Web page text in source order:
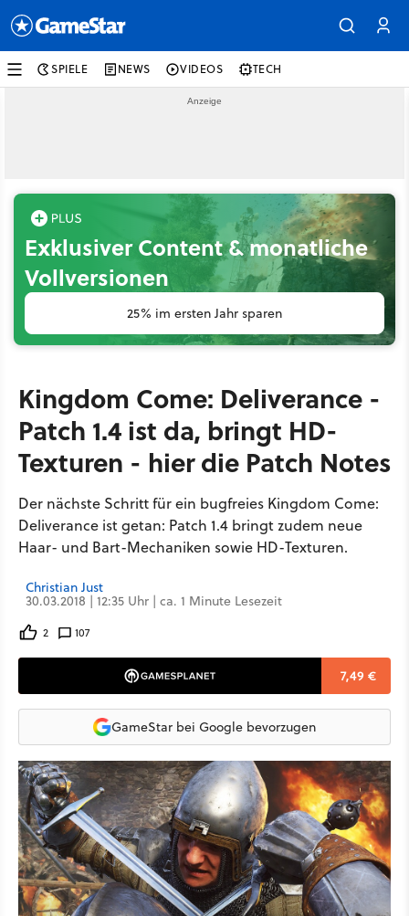
SPIELE NEWS VIDEOS TECH
Exklusiver Content & monatliche
Vollversionen
25% im ersten Jahr sparen
Kingdom Come: Deliverance -
Patch 1.4 ist da, bringt HD-
Texturen - hier die Patch Notes
Der nächste Schritt für ein bugfreies Kingdom Come:
Deliverance ist getan: Patch 1.4 bringt zudem neue
Haar- und Bart-Mechaniken sowie HD-Texturen.
Christian Just
30.03.2018 | 12:35 Uhr | ca. 1 Minute Lesezeit
2 107
7,49 €
GameStar bei Google bevorzugen